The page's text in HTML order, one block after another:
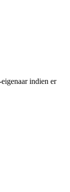
indien er